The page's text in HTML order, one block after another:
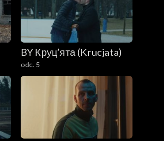
BY Круц’ята (Krucjata)
odc. 5